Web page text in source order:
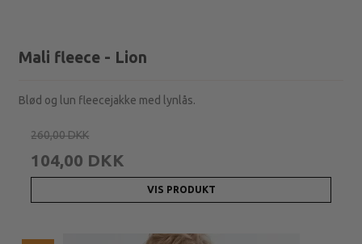
Mali fleece - Lion
Blød og lun fleecejakke med lynlås.
260,00 DKK
104,00 DKK
VIS PRODUKT